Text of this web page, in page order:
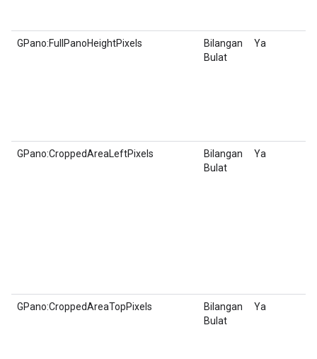
GPano:FullPanoHeightPixels
Bilangan
Bulat
Ya
GPano:CroppedAreaLeftPixels
Bilangan
Bulat
Ya
GPano:CroppedAreaTopPixels
Bilangan
Bulat
Ya